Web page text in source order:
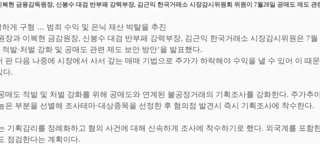
복현 금융감독원장, 신봉수 대검 반부패 강력부장, 김근익 한국거래소 시장감시위원회 위원이 7월28일 공매도 제도 관
게 구형 … 범죄 수익 및 은닉 재산 박탈을 추진
장과 이복현 금감원장, 신봉수 대검 반부패 강력부장, 김근익 한국거래소 시장감시위원은 7월
적발·처벌 강화 및 공매도 관련 제도 보안 방안’을 발표했다.
판 다음 나중에 시장에서 사서 갚는 매매 기법으로 주가가 하락해야 수익을 낼 수 있어 이 때
다.
매도 적발 및 처벌 강화를 위해 공매도와 연계된 불공정거래의 기획조사를 강화한다. 주가추이
은 부분을 선별해 조사테마·대상종목을 선정한 후 혐의점 발견시 즉시 기획조사에 착수한다.
기획감리를 정례화하고 혐의 사건에 대해 신속하게 조사에 착수하기로 했다. 외국계를 포함
점검한다는 계획이다.